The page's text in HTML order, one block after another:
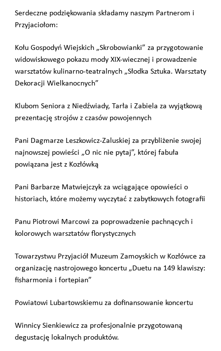
Serdeczne podziękowania składamy naszym Partnerom i
Przyjaciołom:
Kołu Gospodyń Wiejskich „Skrobowianki” za przygotowanie
widowiskowego pokazu mody XIX-wiecznej i prowadzenie
warsztatów kulinarno-teatralnych „Słodka Sztuka. Warsztaty
Dekoracji Wielkanocnych”
Klubom Seniora z Niedźwiady, Tarła i Zabiela za wyjątkową
prezentację strojów z czasów powojennych
Pani Dagmarze Leszkowicz-Zaluskiej za przybliżenie swojej
najnowszej powieści „O nic nie pytaj”, której fabuła
powiązana jest z Kozłówką
Pani Barbarze Matwiejczyk za wciągające opowieści o
historiach, które możemy wyczytać z zabytkowych fotografii
Panu Piotrowi Marcowi za poprowadzenie pachnących i
kolorowych warsztatów florystycznych
Towarzystwu Przyjaciół Muzeum Zamoyskich w Kozłówce za
organizację nastrojowego koncertu „Duetu na 149 klawiszy:
fisharmonia i fortepian”
Powiatowi Lubartowskiemu za dofinansowanie koncertu
Winnicy Sienkiewicz za profesjonalnie przygotowaną
degustację lokalnych produktów.